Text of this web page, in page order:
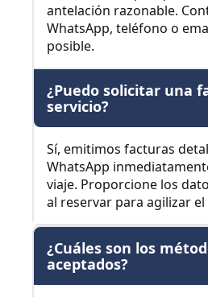
antelación razonable.
WhatsApp, teléfono o
posible.
¿Puedo solicitar una
servicio?
Sí, emitimos facturas
WhatsApp
viaje. Proporcione los
al reservar para agilizar
¿Cuáles son los
aceptados?